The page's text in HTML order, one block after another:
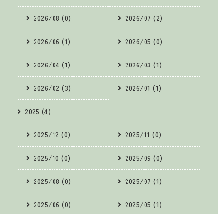
2026/08 (0) 2026/07 (2)
2026/06 (1) 2026/05 (0)
2026/04 (1) 2026/03 (1)
2026/02 (3) 2026/01 (1)
2025 (4)
2025/12 (0) 2025/11 (0)
2025/10 (0) 2025/09 (0)
2025/08 (0) 2025/07 (1)
2025/06 (0) 2025/05 (1)